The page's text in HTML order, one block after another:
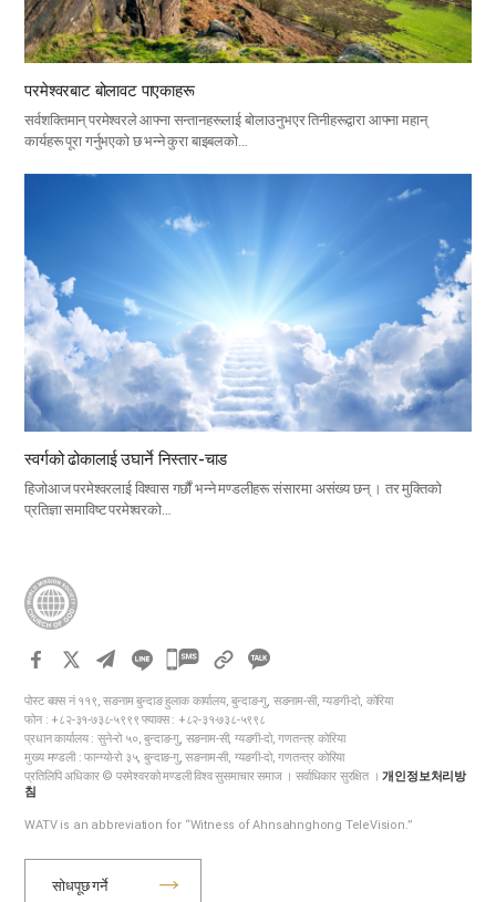
परमेश्वरबाट बोलावट पाएकाहरू
सर्वशक्तिमान् परमेश्वरले आफ्ना सन्तानहरूलाई बोलाउनुभएर तिनीहरूद्वारा आफ्ना महान्
कार्यहरू पूरा गर्नुभएको छ भन्ने कुरा बाइबलको…
स्वर्गको ढोकालाई उघार्ने निस्तार-चाड
हिजोआज परमेश्वरलाई विश्वास गर्छौं भन्ने मण्डलीहरू संसारमा असंख्य छन् । तर मुक्तिको
प्रतिज्ञा समाविष्ट परमेश्वरको…
카
오
톡
공
하
पोस्ट बक्स नं ११९, सङनाम बुन्दाङ हुलाक कार्यालय, बुन्दाङ-गु, सङनाम-सी, ग्यङगी-दो, कोरिया
फोन : +८२-३१-७३८-५९९९ फ्याक्स : +८२-३१-७३८-५९९८
प्रधान कार्यालय : सुने-रो ५०, बुन्दाङ-गु, सङनाम-सी, ग्यङगी-दो, गणतन्त्र कोरिया
मुख्य मण्डली : फान्ग्यो-रो ३५, बुन्दाङ-गु, सङनाम-सी, ग्यङगी-दो, गणतन्त्र कोरिया
प्रतिलिपि अधिकार © परमेश्वरको मण्डली विश्व सुसमाचार समाज । सर्वाधिकार सुरक्षित ।개인정보처리방
침
WATV is an abbreviation for “Witness of Ahnsahnghong TeleVision.”
सोधपूछ गर्ने